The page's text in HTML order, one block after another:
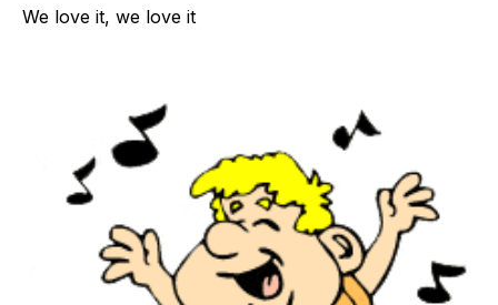
We love it, we love it